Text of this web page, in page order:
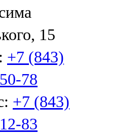
15
+7 (843)
78
+7 (843)
83